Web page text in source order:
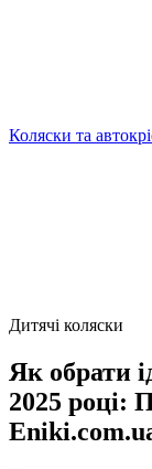
Коляски та
Дитячі коляски
Як обрати
2025 році: